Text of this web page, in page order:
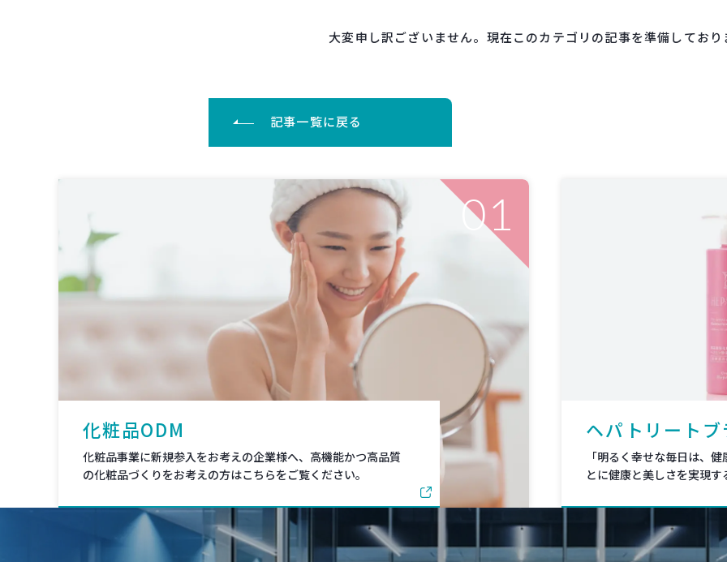
大変申し訳ございません。現在このカテゴリの記事を準備しており
記事一覧に戻る
01
化粧品ODM
化粧品事業に新規参入をお考えの企業様へ、高機能かつ高品質
の化粧品づくりをお考えの方はこちらをご覧ください。
ヘパトリート
「明るく幸せな毎日は、
とに健康と美しさを実現